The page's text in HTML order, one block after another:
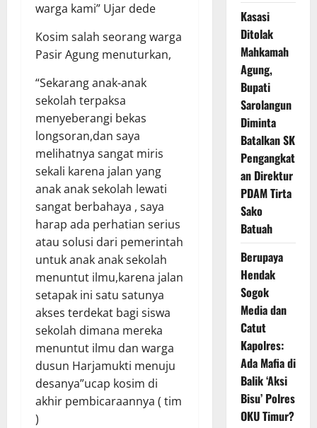
warga kami” Ujar dede
Kosim salah seorang warga
Pasir Agung menuturkan,
“Sekarang anak-anak
sekolah terpaksa
menyeberangi bekas
longsoran,dan saya
melihatnya sangat miris
sekali karena jalan yang
anak anak sekolah lewati
sangat berbahaya , saya
harap ada perhatian serius
atau solusi dari pemerintah
untuk anak anak sekolah
menuntut ilmu,karena jalan
setapak ini satu satunya
akses terdekat bagi siswa
sekolah dimana mereka
menuntut ilmu dan warga
dusun Harjamukti menuju
desanya”ucap kosim di
akhir pembicaraannya ( tim
)
Kasasi
Ditolak
Mahkamah
Agung,
Bupati
Sarolangun
Diminta
Batalkan SK
Pengangkat
an Direktur
PDAM Tirta
Sako
Batuah
Berupaya
Hendak
Sogok
Media dan
Catut
Kapolres:
Ada Mafia di
Balik ‘Aksi
Bisu’ Polres
OKU Timur?